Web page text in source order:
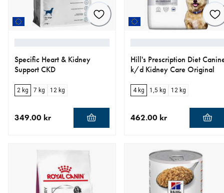
Specific Heart & Kidney
Support CKD
2 kg 7 kg 12 kg
349.00 kr
Hill's Prescription Diet
k/d Kidney Care Original
4 kg 1,5 kg 12 kg
462.00 kr